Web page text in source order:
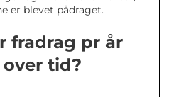
er blevet pådraget.
fradrag pr år
tid?